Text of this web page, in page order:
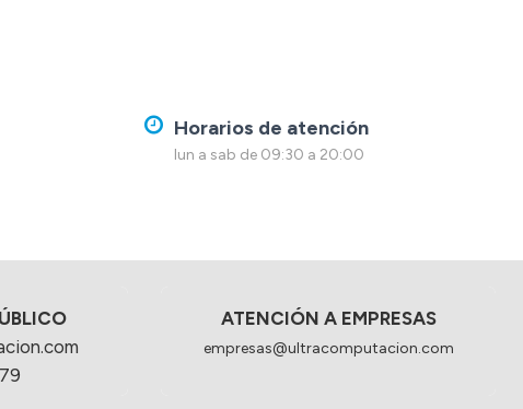
Horarios de atención
lun a sab de 09:30 a 20:00
ATENCIÓN A EMPRESAS
empresas@ultracomputacion.com